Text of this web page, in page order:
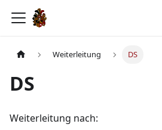
Weiterleitung DS
DS
Weiterleitung nach: